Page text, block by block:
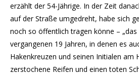
erzählt der 54-Jährige. In der Zeit
auf der Straße umgedreht, habe sich
noch so öffentlich tragen könne – „das
vergangenen 19 Jahren, in denen es
Hakenkreuzen und seinen Initialen am
zerstochene Reifen und einen toten